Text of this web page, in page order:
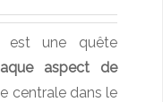
est une quête
aspect de
centrale dans le